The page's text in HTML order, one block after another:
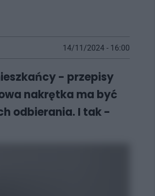
14/11/2024 - 16:00
- przepisy
nakrętka ma być
odbierania. I tak -